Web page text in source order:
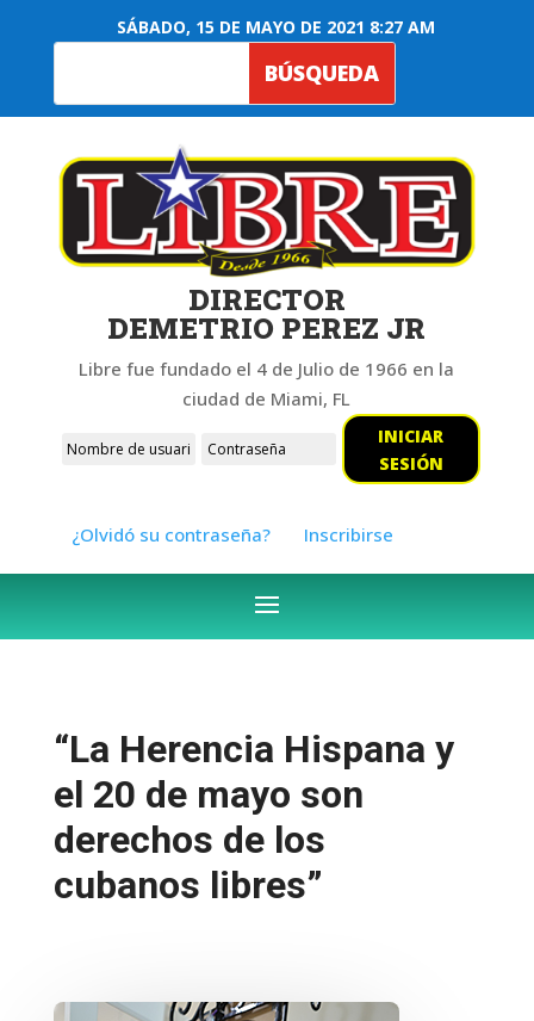
SÁBADO, 15 DE MAYO DE 2021 8:27 AM
DIRECTOR
DEMETRIO PEREZ JR
Libre fue fundado el 4 de Julio de 1966 en la
ciudad de Miami, FL
INICIAR
SESIÓN
¿Olvidó su contraseña? Inscribirse
“La Herencia Hispana y
el 20 de mayo son
derechos de los
cubanos libres”